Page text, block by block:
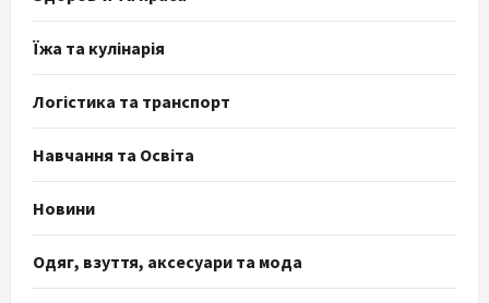
Їжа та кулінарія
Логістика та транспорт
Навчання та Освіта
Новини
Одяг, взуття, аксесуари та мода